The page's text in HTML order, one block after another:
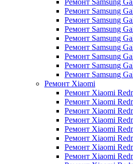
Ремонт Samsung
Ремонт Samsung
Ремонт Samsung
Ремонт Samsung
Ремонт Samsung
Ремонт Samsung
Ремонт Samsung
Ремонт Samsung
Ремонт Samsung
Ремонт Xiaomi
Ремонт Xiaomi
Ремонт Xiaomi
Ремонт Xiaomi
Ремонт Xiaomi
Ремонт Xiaomi
Ремонт Xiaomi
Ремонт Xiaomi
Ремонт Xiaomi